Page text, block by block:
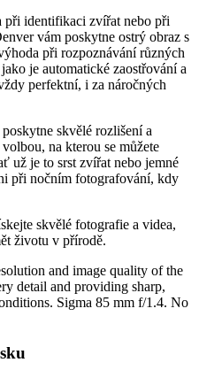
při identifikaci zvířat nebo při
vám poskytne ostrý obraz s
při rozpoznávání různých
je automatické zaostřování a
perfektní, i za náročných
skvělé rozlišení a
na kterou se můžete
už je to srst zvířat nebo jemné
při nočním fotografování, kdy
skvělé fotografie a videa,
životu v přírodě.